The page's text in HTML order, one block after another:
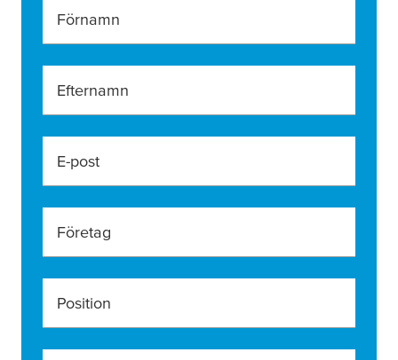
Förnamn
Efternamn
E-post
Företag
Position